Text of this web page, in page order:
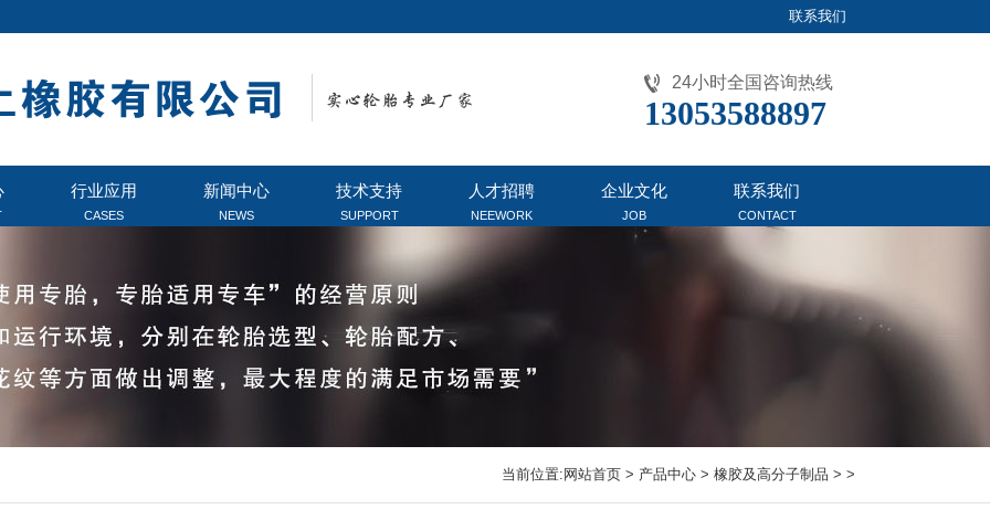
联系我们
24小时全国咨询热线
13053588897
行业应用
CASES
新闻中心
NEWS
技术支持
SUPPORT
人才招聘
NEEWORK
企业文化
JOB
联系我们
CONTACT
当前位置: 网站首页 > 产品中心 > 橡胶及高分子制品 > >